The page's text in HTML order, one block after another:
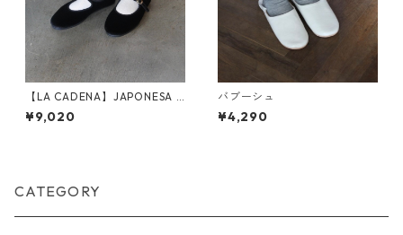
【LA CADENA】JAPONESA V
ELOUR ONE STRAP (NEGRO)
¥9,020
バブーシュ
¥4,290
CATEGORY